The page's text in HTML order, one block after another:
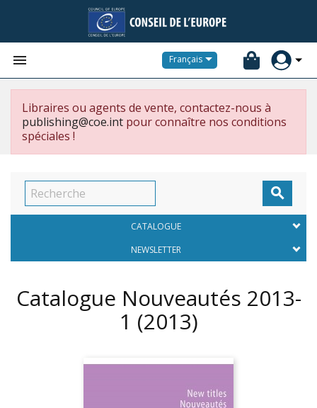
 Français
Libraires ou agents de vente, contactez-nous à
publishing@coe.int pour connaître nos conditions
spéciales !

CATALOGUE
NEWSLETTER
Catalogue Nouveautés 2013-
1 (2013)